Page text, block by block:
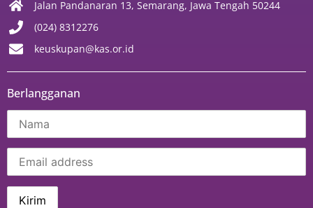
Jalan Pandanaran 13, Semarang, Jawa Tengah 50244
(024) 8312276
keuskupan@kas.or.id
Berlangganan